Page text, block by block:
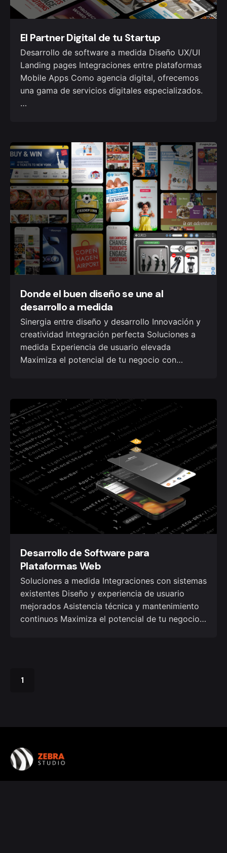
El Partner Digital de tu Startup
Desarrollo de software a medida Diseño UX/UI
Landing pages Integraciones entre plataformas
Mobile Apps Como agencia digital, ofrecemos
una gama de servicios digitales especializados.
…
Donde el buen diseño se une al
desarrollo a medida
Sinergia entre diseño y desarrollo Innovación y
creatividad Integración perfecta Soluciones a
medida Experiencia de usuario elevada
Maximiza el potencial de tu negocio con…
Desarrollo de Software para
Plataformas Web
Soluciones a medida Integraciones con sistemas
existentes Diseño y experiencia de usuario
mejorados Asistencia técnica y mantenimiento
continuos Maximiza el potencial de tu negocio…
1